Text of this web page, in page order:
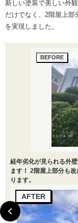
新しい塗装で美しい外
だけでなく、2階屋上
を実現しました。
経年劣化が見られる外
ます！ 2階屋上部分も
ります。